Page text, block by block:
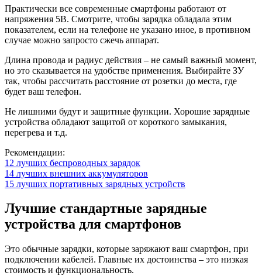
Практически все современные смартфоны работают от
напряжения 5В. Смотрите, чтобы зарядка обладала этим
показателем, если на телефоне не указано иное, в противном
случае можно запросто сжечь аппарат.
Длина провода и радиус действия – не самый важный момент,
но это сказывается на удобстве применения. Выбирайте ЗУ
так, чтобы рассчитать расстояние от розетки до места, где
будет ваш телефон.
Не лишними будут и защитные функции. Хорошие зарядные
устройства обладают защитой от короткого замыкания,
перегрева и т.д.
Рекомендации:
12 лучших беспроводных зарядок
14 лучших внешних аккумуляторов
15 лучших портативных зарядных устройств
Лучшие стандартные зарядные
устройства для смартфонов
Это обычные зарядки, которые заряжают ваш смартфон, при
подключении кабелей. Главные их достоинства – это низкая
стоимость и функциональность.